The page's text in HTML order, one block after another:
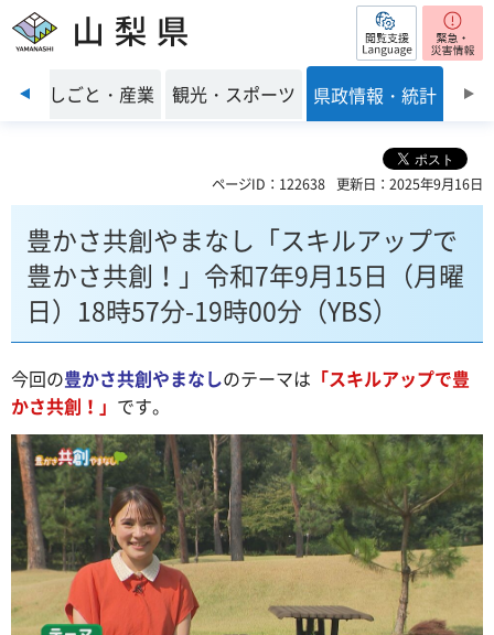
山梨県 閲覧支援
前のスライドを表示
境 しごと・産業 観光・スポーツ 県政情報・統計
ページID：122638 更新日：2025年9月16日
豊かさ共創やまなし「スキルアップで
豊かさ共創！」令和7年9月15日（月曜
日）18時57分-19時00分（YBS）
今回の豊かさ共創やまなしのテーマは 「スキルアップで豊
かさ共創！ 」 です。